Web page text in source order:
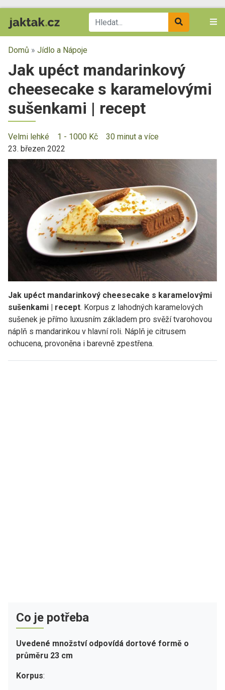
Domů » Jídlo a Nápoje
Jak upéct mandarinkový
cheesecake s karamelovými
sušenkami | recept
Velmi lehké 1 - 1000 Kč
30 minut a více
23. březen 2022
Jak upéct mandarinkový cheesecake s karamelovými
sušenkami | recept. Korpus z lahodných karamelových
sušenek je přímo luxusním základem pro svěží tvarohovou
náplň s mandarinkou v hlavní roli. Náplň je citrusem
ochucena, provoněna i barevně zpestřena.
Co je potřeba
Uvedené množství odpovídá dortové formě o
průměru 23 cm
Korpus: